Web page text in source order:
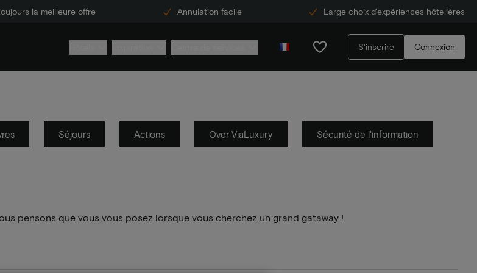
la meilleure offre Annulation facile Large choix d'expériences hôtelières
S'inscrire Connexion
Séjours Actions Over ViaLuxury Sécurité de l'information
pensons que vous vous posez lorsque vous cherchez un grand gataway !